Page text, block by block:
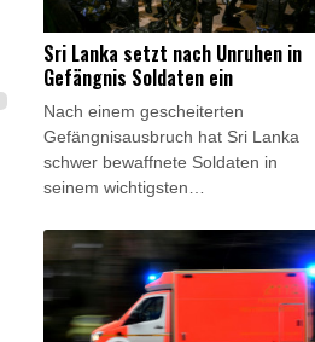
Donnerstag mit einem Anhänger
und mehreren Menschen in einem
Waldgebiet bei Bünde einen Abhang
hinuntergefahren und umgekippt.
Sri Lanka setzt nach Unruhen in
Gefängnis Soldaten ein
Nach einem gescheiterten
Gefängnisausbruch hat Sri Lanka
schwer bewaffnete Soldaten in
seinem wichtigsten
stationiert. Hunderte Soldaten und
Polizeikommandos bewachten am
Freitag das Gelände des Welikada-
Gefängnisses nach Unruhen, die